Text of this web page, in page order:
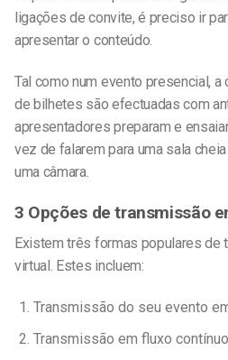
ligações de convite, é preciso ir
apresentar o conteúdo.
Tal como num evento presencial,
de bilhetes são efectuadas com
apresentadores preparam e
vez de falarem para uma sala
uma câmara.
3 Opções de transmissão
Existem três formas populares de
virtual. Estes incluem:
Transmissão do seu evento
Transmissão em fluxo